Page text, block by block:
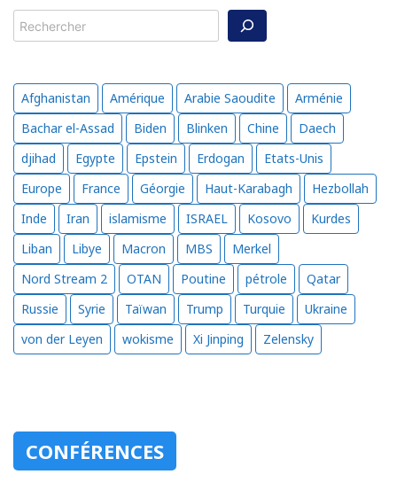
Rechercher
Afghanistan Amérique Arabie Saoudite
Arménie
Bachar el-Assad
Biden Blinken Chine
Daech
djihad
Egypte Epstein Erdogan
Etats-Unis
Europe
France Géorgie Haut-Karabagh
Hezbollah
Inde
Iran islamisme ISRAEL Kosovo
Kurdes
Liban
Libye Macron MBS
Merkel
Nord Stream 2
OTAN Poutine pétrole
Qatar
Russie
Syrie Taïwan Trump Turquie
Ukraine
von der Leyen
wokisme Xi Jinping Zelensky
CONFÉRENCES